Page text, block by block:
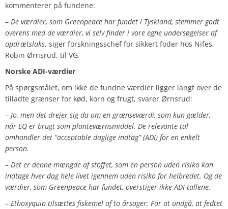
kommenterer på fundene:
– De værdier, som Greenpeace har fundet i Tyskland, stemmer godt
overens med de værdier, vi selv finder i vore egne undersøgelser af
opdrætslaks, siger forskningsschef for sikkert foder hos Nifes,
Robin Ørnsrud, til VG.
Norske ADI-værdier
På spørgsmålet, om ikke de fundne værdier ligger langt over de
tilladte grænser for kød, korn og frugt, svarer Ørnsrud:
– Jo, men det drejer sig da om en grænseværdi, som kun gælder,
når EQ er brugt som planteværnsmiddel. De relevante tal
omhandler det “acceptable daglige indtag” (ADI) for en enkelt
person.
– Det er denne mængde af stoffet, som en person uden risiko kan
indtage hver dag hele livet igennem uden risiko for helbredet. Og de
værdier, som Greenpeace har fundet, overstiger ikke ADI-tallene.
– Ethoxyquin tilsættes fiskemel af to årsager: For at undgå, at fedtet